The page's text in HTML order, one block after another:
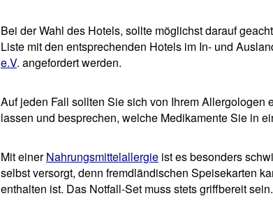
Bei der Wahl des Hotels, sollte möglichst darauf
Liste mit den entsprechenden Hotels im In- und
e.V. angefordert werden.
Auf jeden Fall sollten Sie sich von Ihrem
lassen und besprechen, welche Medikamente Sie in
Mit einerNahrungsmittelallergie ist es besonders
selbst versorgt, denn fremdländischen Speisekarten
enthalten ist. Das Notfall-Set muss stets griffbereit sein.